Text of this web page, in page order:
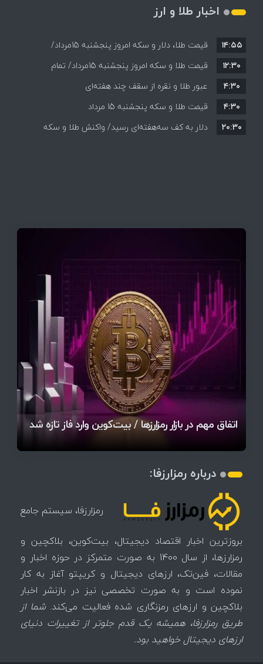
اخبار طلا و ارز
قیمت طلا، دلار و سکه امروز پنجشنبه 15مرداد/
افزایش قیمت ها + جدول
۱۴:۵۵
قیمت طلا و سکه امروز پنجشنبه 15مرداد/ تمام
قیمت ها بر مدار افزایش + جدول
۱۲:۳۰
عبور طلا و نقره از سقف چند هفته‌ای
۴:۳۰
قیمت طلا و سکه پنجشنبه 15 مرداد
۴:۳۰
دلار به کف سه‌هفته‌ای رسید/ واکنش طلا و سکه
۲۰:۳۰
چرا سرعت تراکنش‌ها در اقتصاد دیجیتال اهمیت دارد؟
آخرین وضعیت بازار رمزارزها در جهان / مهم‌ترین
تهدید بیت‌کوین مشخص شد
اتفاق تاریخی در بازار رمزارزها / بیت‌کوین سبز شد
قیمت تتر، بیت‌کوین و اتریوم امروز دوشنبه ۵ مرداد
۱۴۰۵ | بیت‌کوین این مرز را از دست بدهد، همه‌چیز
تغییر می‌کند
رقابت پنهان دولت‌ها بر سر بیت‌کوین/ ۱۰ کشور برتر
کدامند؟
اتفاق مهم در بازار رمزارزها / بیت‌کوین وارد فاز تازه شد
تازه‌ترین رسوایی ارز دیجیتال؛ شکایت میلیاردی روی
میز / ۶۲۲ بیت‌کوین کجا رفت؟
بحران بدهی شرکت‌ها و خطر فروش اجباری میلیاردها
دلار بیت‌کوین
درباره رمزارزفا:
رمزارزفا، سیستم جامع
بروزترین اخبار اقتصاد دیجیتال، بیت‌کوین، بلاکچین و
رمزارزها، از سال 1400 به صورت متمرکز در حوزه اخبار و
مقالات، فین‌تک، ارزهای‌ دیجیتال و کریپتو آغاز به کار
نموده است و به صورت تخصصی نیز در بازنشر اخبار
بلاکچین و ارزهای رمزنگاری شده فعالیت می‌کند.شما از
طریق رمزارزفا، همیشه یک قدم جلوتر از تغییرات دنیای
ارزهای دیجیتال خواهید بود.